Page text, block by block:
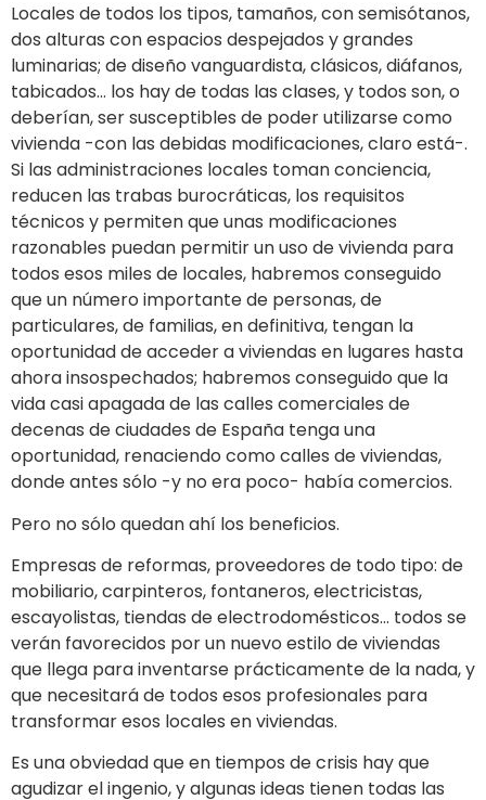
Locales de todos los tipos, tamaños, con semisótanos,
dos alturas con espacios despejados y grandes
luminarias; de diseño vanguardista, clásicos, diáfanos,
tabicados… los hay de todas las clases, y todos son, o
deberían, ser susceptibles de poder utilizarse como
vivienda -con las debidas modificaciones, claro está-.
Si las administraciones locales toman conciencia,
reducen las trabas burocráticas, los requisitos
técnicos y permiten que unas modificaciones
razonables puedan permitir un uso de vivienda para
todos esos miles de locales, habremos conseguido
que un número importante de personas, de
particulares, de familias, en definitiva, tengan la
oportunidad de acceder a viviendas en lugares hasta
ahora insospechados; habremos conseguido que la
vida casi apagada de las calles comerciales de
decenas de ciudades de España tenga una
oportunidad, renaciendo como calles de viviendas,
donde antes sólo -y no era poco- había comercios.
Pero no sólo quedan ahí los beneficios.
Empresas de reformas, proveedores de todo tipo: de
mobiliario, carpinteros, fontaneros, electricistas,
escayolistas, tiendas de electrodomésticos… todos se
verán favorecidos por un nuevo estilo de viviendas
que llega para inventarse prácticamente de la nada, y
que necesitará de todos esos profesionales para
transformar esos locales en viviendas.
Es una obviedad que en tiempos de crisis hay que
agudizar el ingenio, y algunas ideas tienen todas las